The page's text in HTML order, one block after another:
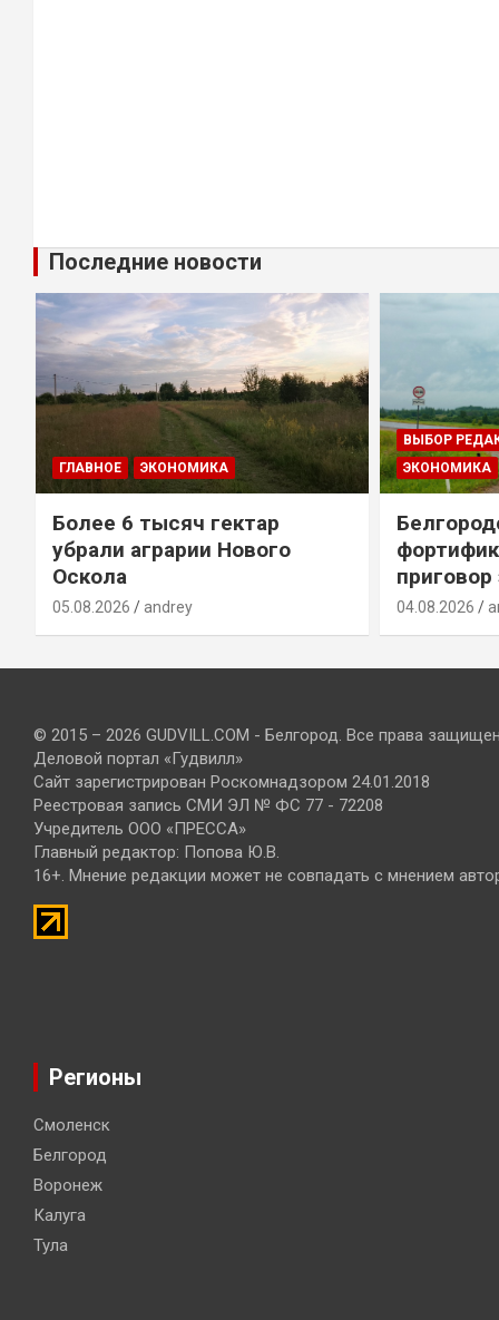
Последние новости
ГЛАВНОЕ ЭКОНОМИКА
Более 6 тысяч гектар
убрали аграрии Нового
Оскола
05.08.2026 andrey
ВЫБОР
ЭКОНОМИКА
04.08.2026
© 2015 – 2026 GUDVILL.COM - Белгород. Все права
Деловой портал «Гудвилл»
Сайт зарегистрирован Роскомнадзором 24.01.2018
Реестровая запись СМИ ЭЛ № ФС 77 - 72208
Учредитель ООО «ПРЕССА»
Главный редактор: Попова Ю.В.
16+. Мнение редакции может не совпадать с мнением
Регионы
Смоленск
Белгород
Воронеж
Калуга
Тула